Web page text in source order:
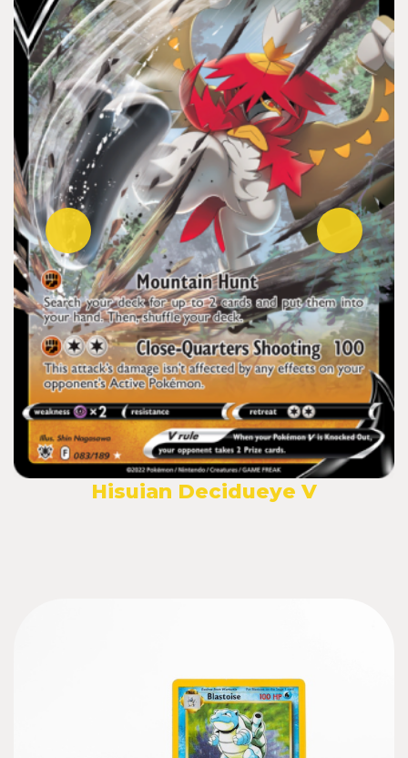
Hisuian Decidueye V